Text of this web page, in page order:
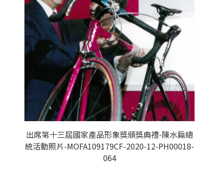
出席第十三屆國家產品形象獎頒獎典禮-陳水扁總
統活動照片-MOFA109179CF-2020-12-PH00018-
064